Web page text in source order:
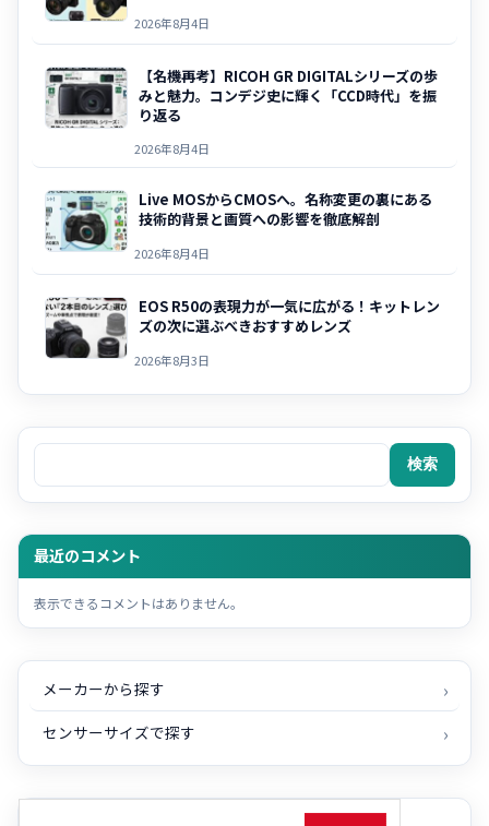
2026年8月4日
【名機再考】RICOH GR DIGITALシリーズの歩
みと魅力。コンデジ史に輝く「CCD時代」を振
り返る
2026年8月4日
Live MOSからCMOSへ。名称変更の裏にある
技術的背景と画質への影響を徹底解剖
2026年8月4日
EOS R50の表現力が一気に広がる！キットレン
ズの次に選ぶべきおすすめレンズ
2026年8月3日
検索
検索
最近のコメント
表示できるコメントはありません。
メーカーから探す
センサーサイズで探す